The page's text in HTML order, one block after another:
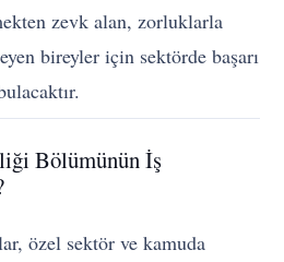
zevk alan, zorluklarla
bireyler için sektörde başarı
Bölümünün İş
özel sektör ve kamuda